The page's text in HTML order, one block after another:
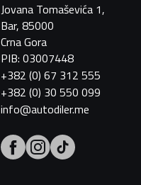
Jovana Tomaševića 1,
Bar, 85000
Crna Gora
PIB: 03007448
+382 (0) 67 312 555
+382 (0) 30 550 099
info@autodiler.me